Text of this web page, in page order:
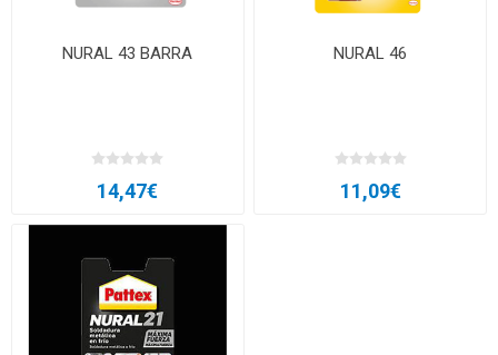
NURAL 43 BARRA
14,47€
NURAL 46
11,09€